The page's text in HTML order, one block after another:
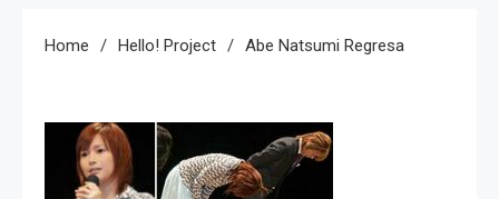
Home Hello! Project Abe Natsumi Regresa